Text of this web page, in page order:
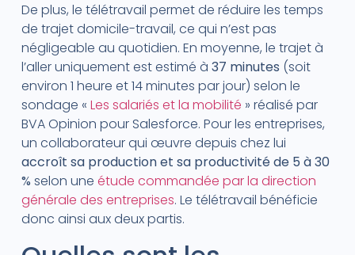
De plus, le télétravail permet de réduire les temps
de trajet domicile-travail, ce qui n’est pas
négligeable au quotidien. En moyenne, le trajet à
l’aller uniquement est estimé à 37 minutes (soit
environ 1 heure et 14 minutes par jour) selon le
sondage « Les salariés et la mobilité » réalisé par
BVA Opinion pour Salesforce. Pour les entreprises,
un collaborateur qui œuvre depuis chez lui
accroît sa production et sa productivité de 5 à 30
% selon une étude commandée par la direction
générale des entreprises. Le télétravail bénéficie
donc ainsi aux deux partis.